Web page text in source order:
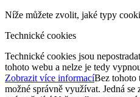
Níže můžete zvolit, jaké typy
Technické cookies
Technické cookies jsou
tohoto webu a nelze je tedy
Zobrazit více informacíBez tohoto
možné správně využívat. Jedná